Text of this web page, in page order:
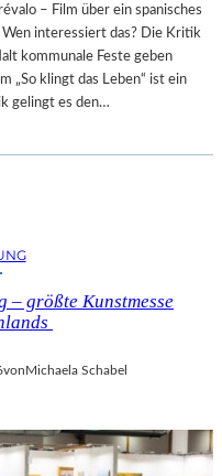
– Film über ein spanisches
Wen interessiert das? Die Kritik
kommunale Feste geben
„So klingt das Leben“ ist ein
gelingt es den…
– größte Kunstmesse
vonMichaela Schabel